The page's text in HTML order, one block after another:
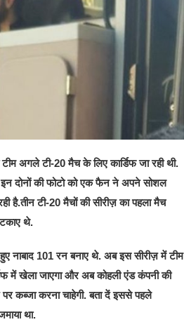
अगले टी-20 मैच के लिए कार्डिफ जा रही थी.
इन दोनों की फोटो को एक फैन ने अपने सोशल
है.तीन टी-20 मैचों की सीरीज़ का पहला मैच
थे.
नाबाद 101 रन बनाए थे. अब इस सीरीज़ में टीम
में खेला जाएगा और अब कोहली एंड कंपनी की
कब्जा करना चाहेगी. बता दें इससे पहले
था.